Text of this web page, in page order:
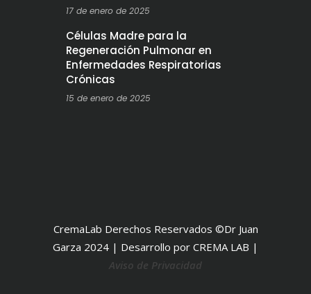
17 de enero de 2025
Células Madre para la
Regeneración Pulmonar en
Enfermedades Respiratorias
Crónicas
15 de enero de 2025
CremaLab Derechos Reservados ©Dr Juan
Garza 2024 | Desarrollo por CREMA LAB |
Aviso de Privacidad